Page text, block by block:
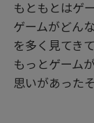
もともとはゲ
ゲームがどん
を多く見てきて
もっとゲーム
思いがあったそ